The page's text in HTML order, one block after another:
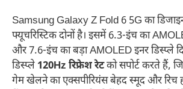
Samsung Galaxy Z Fold 6 5G का
फ्यूचरिस्टिक दोनों है। इसमें 6.3-इंच का
और 7.6-इंच का बड़ा AMOLED इनर डिस्प्ले
डिस्प्ले 120Hz रिफ्रेश रेटको सपोर्ट करते हैं,
गेम खेलने का एक्सपीरियंस बेहद स्मूद और रिच